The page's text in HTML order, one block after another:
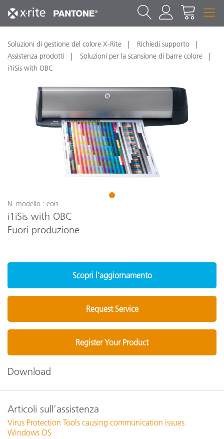
Soluzioni di gestione del colore X-Rite
Richiedi supporto
Assistenza prodotti
Soluzioni per la scansione di barre colore
i1iSis with OBC
1
N. modello : eois
i1iSis with OBC
Fuori produzione
Scopri l'aggiornamento
Request Service
Register Your Product
Download
Articoli sull’assistenza
Virus Protection Tools causing communication issues
Windows OS